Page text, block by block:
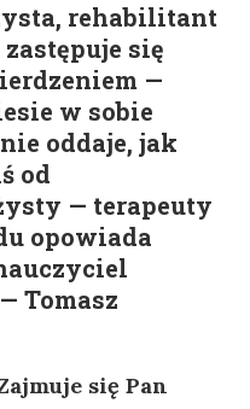
rehabilitant
się
—
w sobie
oddaje, jak
od
— terapeuty
opowiada
Tomasz
się Pan